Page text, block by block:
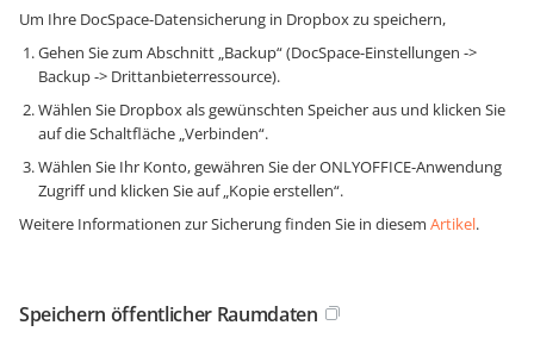
Um Ihre DocSpace-Datensicherung in Dropbox zu speichern,
Gehen Sie zum Abschnitt „Backup“ (DocSpace-Einstellungen ->
Backup -> Drittanbieterressource).
Wählen Sie Dropbox als gewünschten Speicher aus und klicken Sie
auf die Schaltfläche „Verbinden“.
Wählen Sie Ihr Konto, gewähren Sie der ONLYOFFICE-Anwendung
Zugriff und klicken Sie auf „Kopie erstellen“.
Weitere Informationen zur Sicherung finden Sie in diesem Artikel.
Speichern öffentlicher Raumdaten